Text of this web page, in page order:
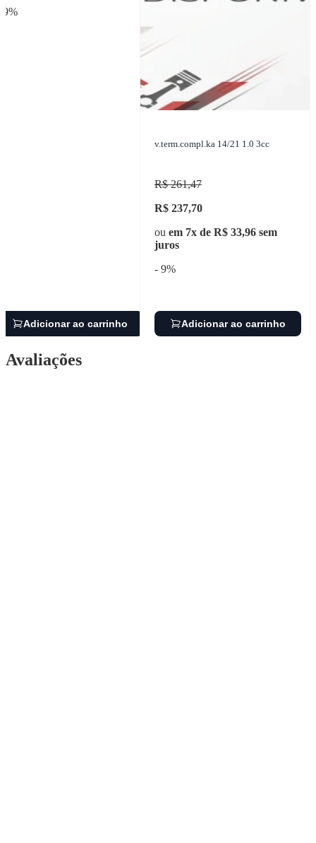
9%
Adicionar ao carrinho
v.term.compl.ka 14/21 1.0 3cc
R$ 261,47
R$ 237,70
ou em 7x de R$ 33,96 sem
juros
- 9%
Adicionar ao carrinho
Avaliações